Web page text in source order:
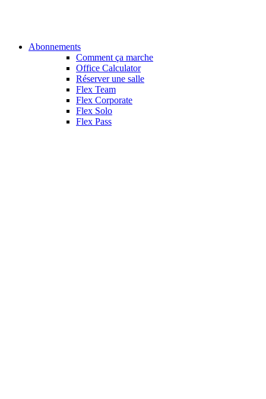
Abonnements
Comment ça marche
Office Calculator
Réserver une salle
Flex Team
Flex Corporate
Flex Solo
Flex Pass